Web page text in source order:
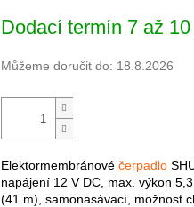
Dodací termín 7 až
Můžeme doručit do: 18.8.2026
Elektormembránové čerpadlo
napájení 12 V DC, max. výkon
(41 m), samonasávací, možnost